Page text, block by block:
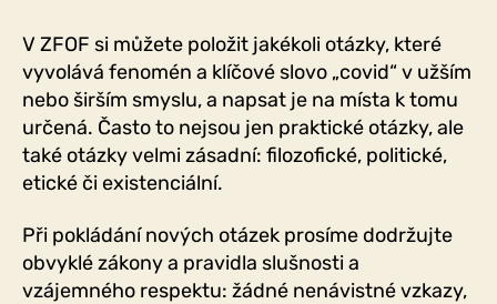
V ZFOF si můžete položit jakékoli otázky, které
vyvolává fenomén a klíčové slovo „covid“ v užším
nebo širším smyslu, a napsat je na místa k tomu
určená. Často to nejsou jen praktické otázky, ale
také otázky velmi zásadní: filozofické, politické,
etické či existenciální.
Při pokládání nových otázek prosíme dodržujte
obvyklé zákony a pravidla slušnosti a
vzájemného respektu: žádné nenávistné vzkazy,